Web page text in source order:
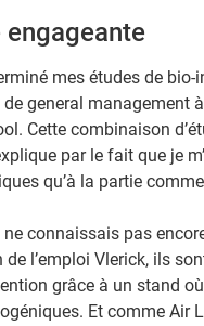
mes études de bio-
general management
Cette combinaison
par le fait que je
qu’à la partie
ne connaissais pas
de l’emploi Vlerick, ils
grâce à un stand
Et comme Air